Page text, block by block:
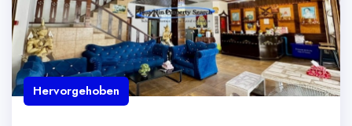
Hervorgehoben